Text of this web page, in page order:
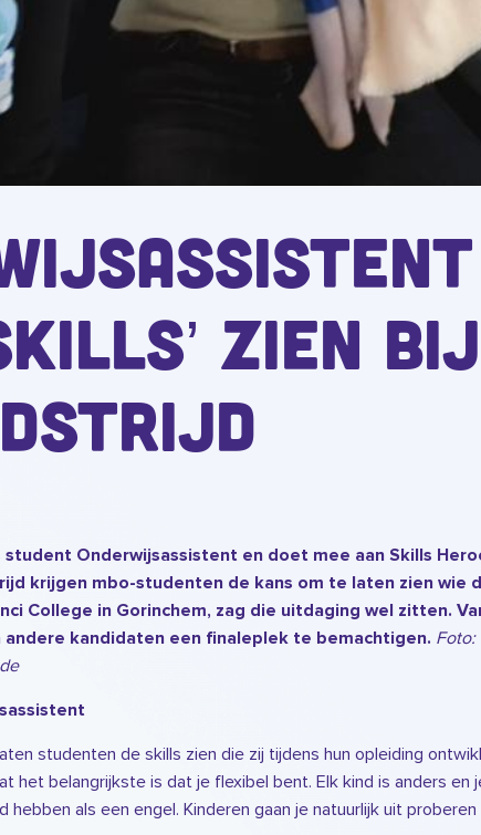
zien bij
student Onderwijsassistent en doet mee aan Skills
krijgen mbo-studenten de kans om te laten zien wie
College in Gorinchem, zag die uitdaging wel zitten.
andere kandidaten een finaleplek te bemachtigen. Foto:
studenten de skills zien die zij tijdens hun opleiding
het belangrijkste is dat je flexibel bent. Elk kind is anders
hebben als een engel. Kinderen gaan je natuurlijk uit